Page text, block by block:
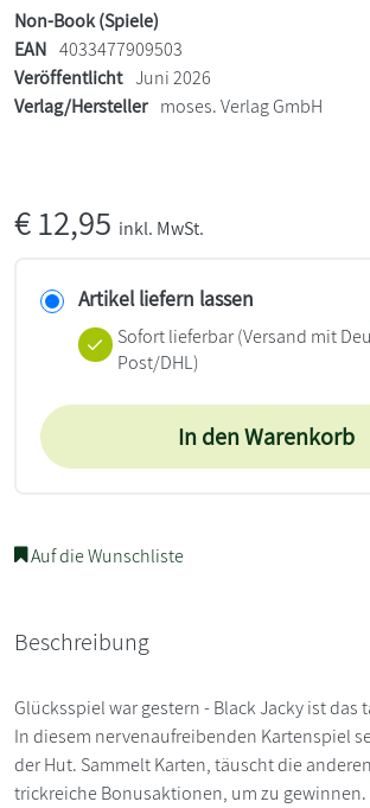
Non-Book (Spiele)
EAN 4033477909503
Veröffentlicht Juni 2026
Verlag/Hersteller moses. Verlag GmbH
€12,95 inkl. MwSt.
Artikel liefern lassen
Sofort lieferbar(Versand mit
Post/DHL)
In den Warenkorb
Auf die Wunschliste
Beschreibung
Glücksspiel war gestern - Black Jacky ist das
In diesem nervenaufreibenden Kartenspiel
der Hut. Sammelt Karten, täuscht die
trickreiche Bonusaktionen, um zu gewinnen.